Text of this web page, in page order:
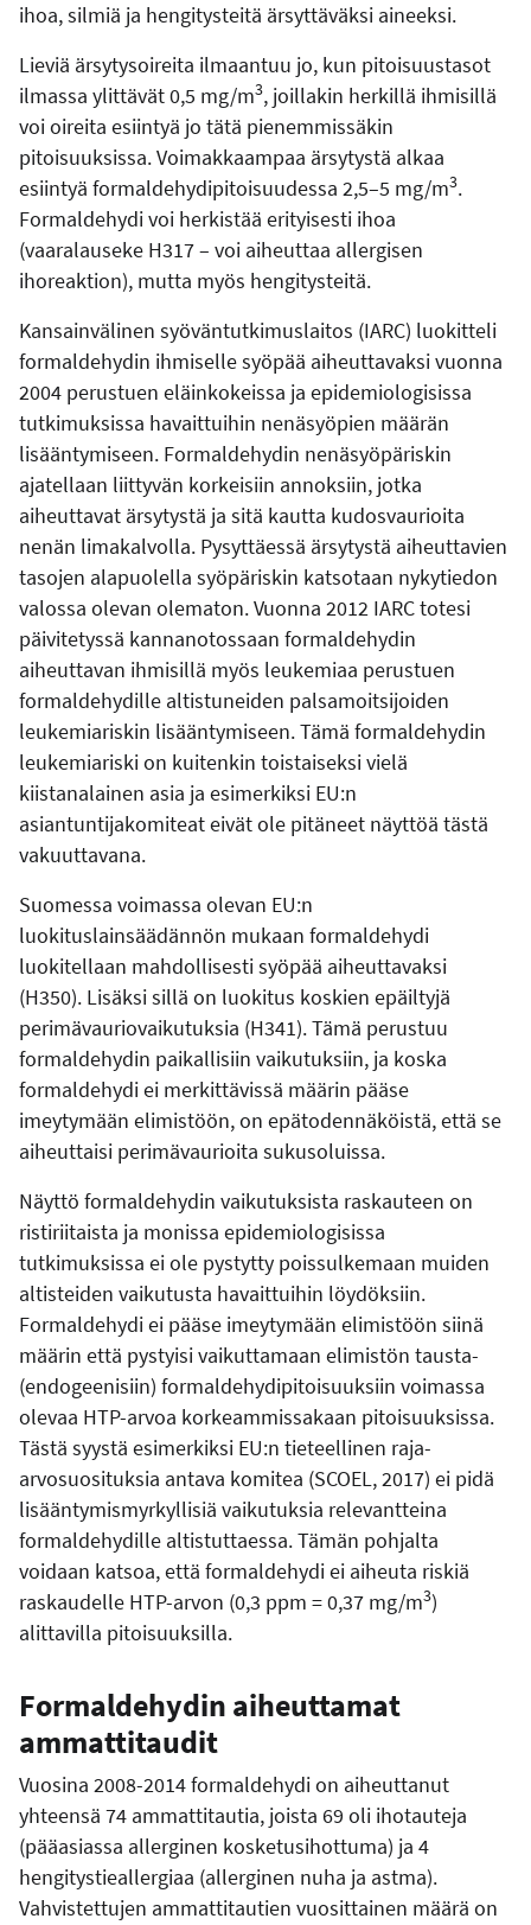
ihoa, silmiä ja hengitysteitä ärsyttäväksi aineeksi.
Lieviä ärsytysoireita ilmaantuu jo, kun pitoisuustasot
ilmassa ylittävät 0,5 mg/m3, joillakin herkillä ihmisillä
voi oireita esiintyä jo tätä pienemmissäkin
pitoisuuksissa. Voimakkaampaa ärsytystä alkaa
esiintyä formaldehydipitoisuudessa 2,5–5 mg/m3.
Formaldehydi voi herkistää erityisesti ihoa
(vaaralauseke H317 – voi aiheuttaa allergisen
ihoreaktion), mutta myös hengitysteitä.
Kansainvälinen syöväntutkimuslaitos (IARC) luokitteli
formaldehydin ihmiselle syöpää aiheuttavaksi vuonna
2004 perustuen eläinkokeissa ja epidemiologisissa
tutkimuksissa havaittuihin nenäsyöpien määrän
lisääntymiseen. Formaldehydin nenäsyöpäriskin
ajatellaan liittyvän korkeisiin annoksiin, jotka
aiheuttavat ärsytystä ja sitä kautta kudosvaurioita
nenän limakalvolla. Pysyttäessä ärsytystä aiheuttavien
tasojen alapuolella syöpäriskin katsotaan nykytiedon
valossa olevan olematon. Vuonna 2012 IARC totesi
päivitetyssä kannanotossaan formaldehydin
aiheuttavan ihmisillä myös leukemiaa perustuen
formaldehydille altistuneiden palsamoitsijoiden
leukemiariskin lisääntymiseen. Tämä formaldehydin
leukemiariski on kuitenkin toistaiseksi vielä
kiistanalainen asia ja esimerkiksi EU:n
asiantuntijakomiteat eivät ole pitäneet näyttöä tästä
vakuuttavana.
Suomessa voimassa olevan EU:n
luokituslainsäädännön mukaan formaldehydi
luokitellaan mahdollisesti syöpää aiheuttavaksi
(H350). Lisäksi sillä on luokitus koskien epäiltyjä
perimävauriovaikutuksia (H341). Tämä perustuu
formaldehydin paikallisiin vaikutuksiin, ja koska
formaldehydi ei merkittävissä määrin pääse
imeytymään elimistöön, on epätodennäköistä, että se
aiheuttaisi perimävaurioita sukusoluissa.
Näyttö formaldehydin vaikutuksista raskauteen on
ristiriitaista ja monissa epidemiologisissa
tutkimuksissa ei ole pystytty poissulkemaan muiden
altisteiden vaikutusta havaittuihin löydöksiin.
Formaldehydi ei pääse imeytymään elimistöön siinä
määrin että pystyisi vaikuttamaan elimistön tausta-
(endogeenisiin) formaldehydipitoisuuksiin voimassa
olevaa HTP-arvoa korkeammissakaan pitoisuuksissa.
Tästä syystä esimerkiksi EU:n tieteellinen raja-
arvosuosituksia antava komitea (SCOEL, 2017) ei pidä
lisääntymismyrkyllisiä vaikutuksia relevantteina
formaldehydille altistuttaessa. Tämän pohjalta
voidaan katsoa, että formaldehydi ei aiheuta riskiä
raskaudelle HTP-arvon (0,3 ppm = 0,37 mg/m3)
alittavilla pitoisuuksilla.
Formaldehydin aiheuttamat
ammattitaudit
Vuosina 2008-2014 formaldehydi on aiheuttanut
yhteensä 74 ammattitautia, joista 69 oli ihotauteja
(pääasiassa allerginen kosketusihottuma) ja 4
hengitystieallergiaa (allerginen nuha ja astma).
Vahvistettujen ammattitautien vuosittainen määrä on